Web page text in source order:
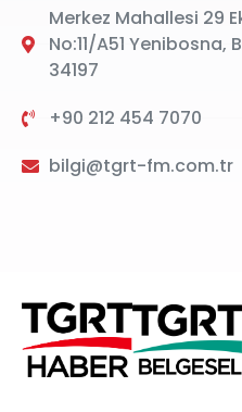
Merkez Mahallesi 29
No:11/A51
34197
+90 212 454 7070
bilgi@tgrt-fm.com.tr